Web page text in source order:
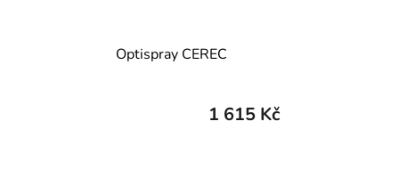
Optispray CEREC
1 615 Kč